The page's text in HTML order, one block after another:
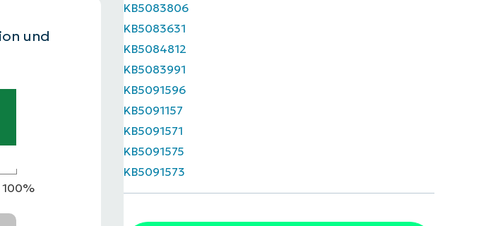
PRODUKT-
und
100%
KB5083806
KB5083631
KB5084812
KB5083991
KB5091596
KB5091157
KB5091571
KB5091575
KB5091573